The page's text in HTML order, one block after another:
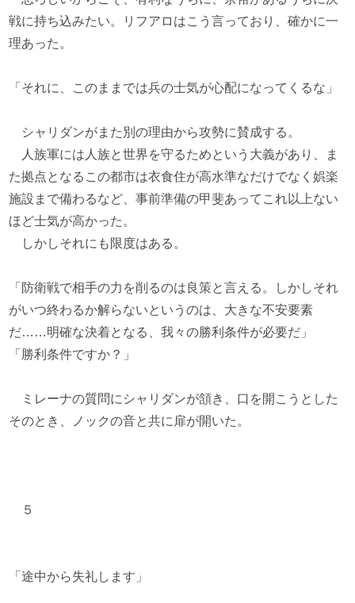
戦に持ち込みたい。リフアロはこう言っており、確かに一
理あった。
「それに、このままでは兵の士気が心配になってくるな」
シャリダンがまた別の理由から攻勢に賛成する。
人族軍には人族と世界を守るためという大義があり、ま
た拠点となるこの都市は衣食住が高水準なだけでなく娯楽
施設まで備わるなど、事前準備の甲斐あってこれ以上ない
ほど士気が高かった。
しかしそれにも限度はある。
「防衛戦で相手の力を削るのは良策と言える。しかしそれ
がいつ終わるか解らないというのは、大きな不安要素
だ……明確な決着となる、我々の勝利条件が必要だ」
「勝利条件ですか？」
ミレーナの質問にシャリダンが頷き、口を開こうとした
そのとき、ノックの音と共に扉が開いた。
５
「途中から失礼します」